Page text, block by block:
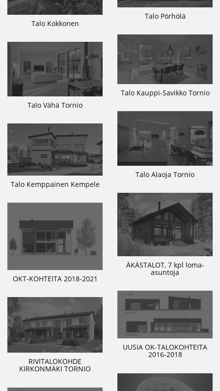
Talo Pörhölä
Talo Kokkonen
Talo Kauppi-Savikko Tornio
Talo Vähä Tornio
Talo Alaoja Tornio
Talo Kemppainen Kempele
ÄKÄSTALOT, 7 kpl loma-
asuntoja
OKT-KOHTEITA 2018-2021
UUSIA OK-TALOKOHTEITA
2016-2018
RIVITALOKOHDE
KIRKONMÄKI TORNIO